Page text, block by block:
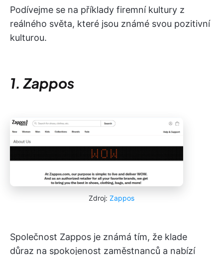
Podívejme se na příklady firemní kultury z
reálného světa, které jsou známé svou pozitivní
kulturou.
1. Zappos
Zdroj: Zappos
Společnost Zappos je známá tím, že klade
důraz na spokojenost zaměstnanců a nabízí